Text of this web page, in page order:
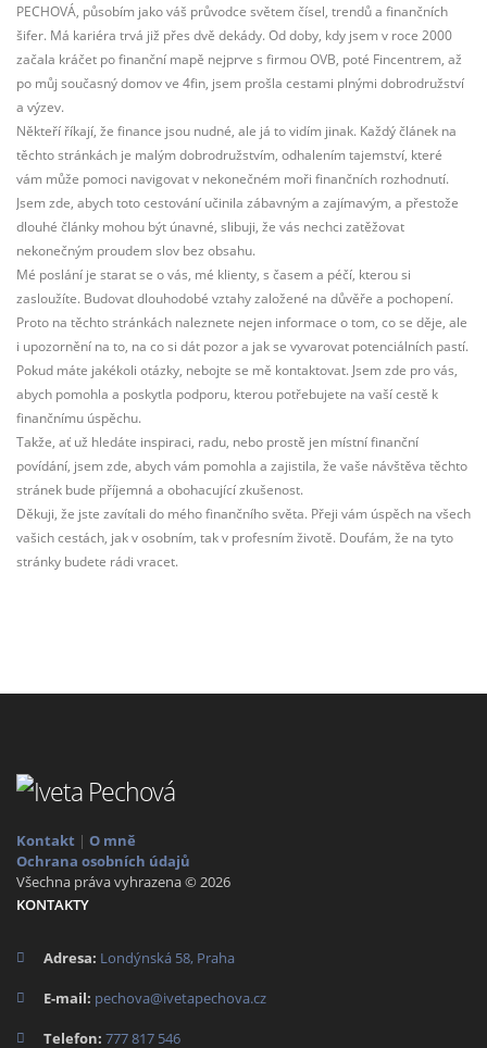
PECHOVÁ, působím jako váš průvodce světem čísel, trendů a finančních
šifer. Má kariéra trvá již přes dvě dekády. Od doby, kdy jsem v roce 2000
začala kráčet po finanční mapě nejprve s firmou OVB, poté Fincentrem, až
po můj současný domov ve 4fin, jsem prošla cestami plnými dobrodružství
a výzev.
Někteří říkají, že finance jsou nudné, ale já to vidím jinak. Každý článek na
těchto stránkách je malým dobrodružstvím, odhalením tajemství, které
vám může pomoci navigovat v nekonečném moři finančních rozhodnutí.
Jsem zde, abych toto cestování učinila zábavným a zajímavým, a přestože
dlouhé články mohou být únavné, slibuji, že vás nechci zatěžovat
nekonečným proudem slov bez obsahu.
Mé poslání je starat se o vás, mé klienty, s časem a péčí, kterou si
zasloužíte. Budovat dlouhodobé vztahy založené na důvěře a pochopení.
Proto na těchto stránkách naleznete nejen informace o tom, co se děje, ale
i upozornění na to, na co si dát pozor a jak se vyvarovat potenciálních pastí.
Pokud máte jakékoli otázky, nebojte se mě kontaktovat. Jsem zde pro vás,
abych pomohla a poskytla podporu, kterou potřebujete na vaší cestě k
finančnímu úspěchu.
Takže, ať už hledáte inspiraci, radu, nebo prostě jen místní finanční
povídání, jsem zde, abych vám pomohla a zajistila, že vaše návštěva těchto
stránek bude příjemná a obohacující zkušenost.
Děkuji, že jste zavítali do mého finančního světa. Přeji vám úspěch na všech
vašich cestách, jak v osobním, tak v profesním životě. Doufám, že na tyto
stránky budete rádi vracet.
Kontakt | O mně
Ochrana osobních údajů
Všechna práva vyhrazena © 2026
KONTAKTY
Adresa: Londýnská 58, Praha
E-mail: pechova@ivetapechova.cz
Telefon: 777 817 546